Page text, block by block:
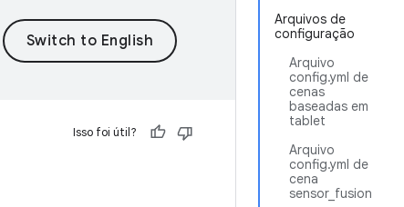
Arquivos de
configuração
Arquivo
config.yml de
cenas
baseadas em
tablet
Arquivo
config.yml de
cena
sensor_fusion
Isso foi útil?